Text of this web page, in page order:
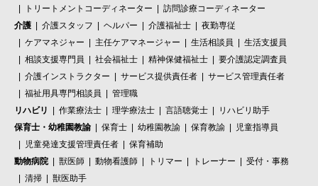
トリートメントコーディネーター
訪問診療コーディネーター
介護
介護スタッフ ヘルパー 介護福祉士
夜勤専従
ケアマネジャー
主任ケアマネージャー 生活相談員
生活支援員
相談支援専門員
社会福祉士 精神保健福祉士
要介護認定調査員
介護インストラクター
サービス提供責任者
サービス管理責任者
福祉用具専門相談員
管理職
リハビリ
作業療法士 理学療法士 言語聴覚士
リハビリ助手
保育士・幼稚園教諭
保育士 幼稚園教諭 保育教諭
児童指導員
児童発達支援管理責任者
保育補助
動物病院
獣医師 動物看護師 トリマー トレーナー
受付・事務
清掃
獣医助手